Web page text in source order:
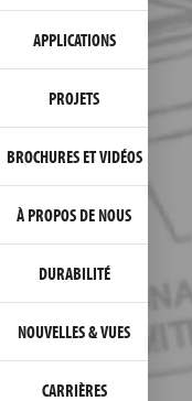
APPLICATIONS
PROJETS
BROCHURES ET VIDÉOS
À PROPOS DE NOUS
DURABILITÉ
NOUVELLES & VUES
CARRIÈRES